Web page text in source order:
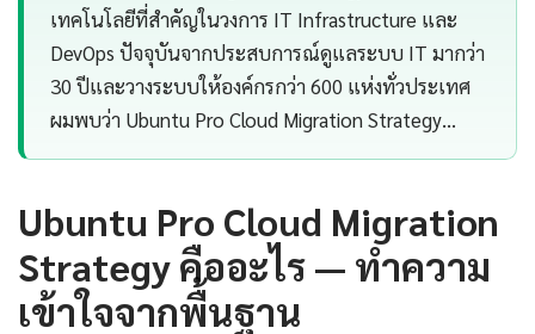
เทคโนโลยีที่สำคัญในวงการ IT Infrastructure และ
DevOps ปัจจุบันจากประสบการณ์ดูแลระบบ IT มากว่า
30 ปีและวางระบบให้องค์กรกว่า 600 แห่งทั่วประเทศ
ผมพบว่า Ubuntu Pro Cloud Migration Strategy…
Ubuntu Pro Cloud Migration
Strategy คืออะไร — ทำความ
เข้าใจจากพื้นฐาน